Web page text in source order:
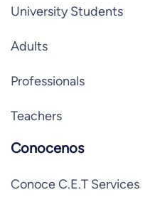
University Students
Adults
Professionals
Teachers
Conocenos
Conoce C.E.T Services